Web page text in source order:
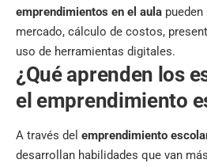
emprendimientos en el aula
mercado, cálculo de costos,
uso de herramientas digitales.
¿Qué aprenden los
el emprendimiento
A través del emprendimiento
desarrollan habilidades que van